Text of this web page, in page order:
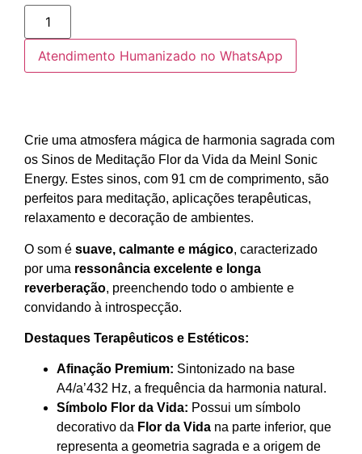
Atendimento Humanizado no WhatsApp
Crie uma atmosfera mágica de harmonia sagrada com
os Sinos de Meditação Flor da Vida da Meinl Sonic
Energy. Estes sinos, com 91 cm de comprimento, são
perfeitos para meditação, aplicações terapêuticas,
relaxamento e decoração de ambientes.
O som é suave, calmante e mágico, caracterizado
por uma ressonância excelente e longa
reverberação, preenchendo todo o ambiente e
convidando à introspecção.
Destaques Terapêuticos e Estéticos:
Afinação Premium: Sintonizado na base
A4/a’432 Hz, a frequência da harmonia natural.
Símbolo Flor da Vida: Possui um símbolo
decorativo da Flor da Vida na parte inferior, que
representa a geometria sagrada e a origem de